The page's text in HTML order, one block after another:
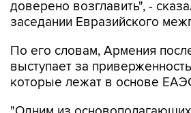
доверено возглавить", -
заседании Евразийского
По его словам, Армения
выступает за
которые лежат в основе